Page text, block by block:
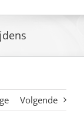
Volgende